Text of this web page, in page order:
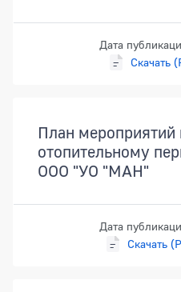
Дата
Скачать
План мероприятий
отопительному
ООО "УО "МАН"
Дата
Скачать